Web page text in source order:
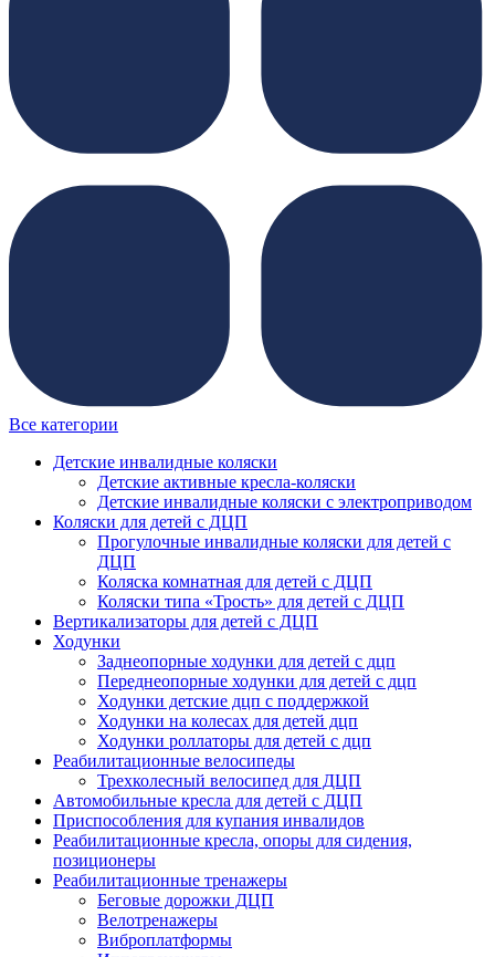
Все категории
Детские инвалидные коляски
Детские активные кресла-коляски
Детские инвалидные коляски с электроприводом
Коляски для детей с ДЦП
Прогулочные инвалидные коляски для детей с
ДЦП
Коляска комнатная для детей с ДЦП
Коляски типа «Трость» для детей с ДЦП
Вертикализаторы для детей с ДЦП
Ходунки
Заднеопорные ходунки для детей с дцп
Переднеопорные ходунки для детей с дцп
Ходунки детские дцп с поддержкой
Ходунки на колесах для детей дцп
Ходунки роллаторы для детей с дцп
Реабилитационные велосипеды
Трехколесный велосипед для ДЦП
Автомобильные кресла для детей с ДЦП
Приспособления для купания инвалидов
Реабилитационные кресла, опоры для сидения,
позиционеры
Реабилитационные тренажеры
Беговые дорожки ДЦП
Велотренажеры
Виброплатформы